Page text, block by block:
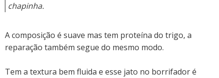
chapinha.
A composição é suave mas tem proteína do trigo, a
reparação também segue do mesmo modo.
Tem a textura bem fluida e esse jato no borrifador é